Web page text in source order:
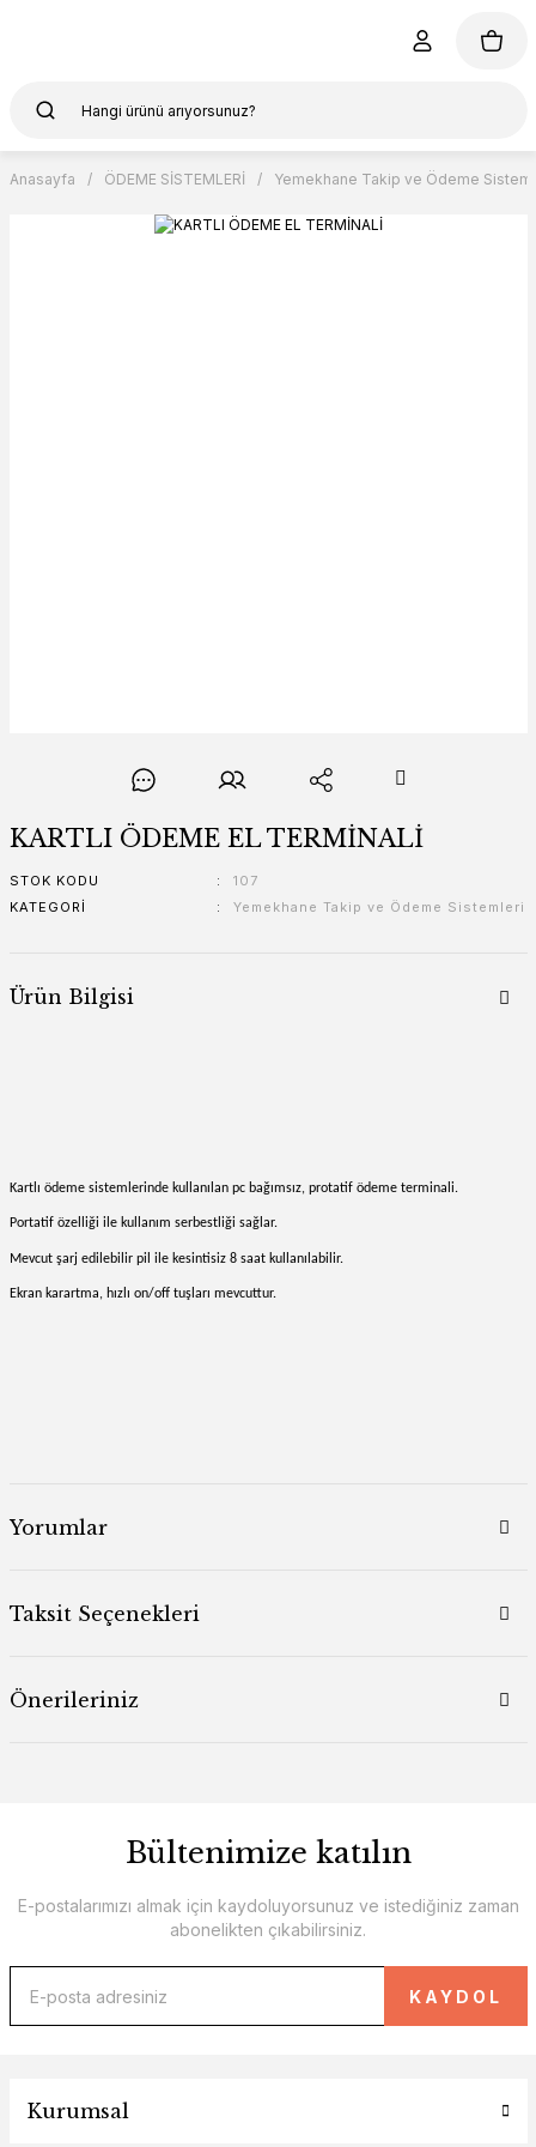
Anasayfa ÖDEME SİSTEMLERİ Yemekhane Takip ve Ödeme
KARTLI ÖDEME EL TERMİNALİ
STOK KODU
107
KATEGORI
Yemekhane Takip ve Ödeme Sistemleri
Ürün Bilgisi
Kartlı ödeme sistemlerinde kullanılan pc bağımsız, protatif ödeme terminali.
Portatif özelliği ile kullanım serbestliği sağlar.
Mevcut şarj edilebilir pil ile kesintisiz 8 saat kullanılabilir.
Ekran karartma, hızlı on/off tuşları mevcuttur.
Yorumlar
Taksit Seçenekleri
Önerileriniz
Bültenimize katılın
E-postalarımızı almak için kaydoluyorsunuz ve istediğiniz zaman
abonelikten çıkabilirsiniz.
KAYDOL
Kurumsal